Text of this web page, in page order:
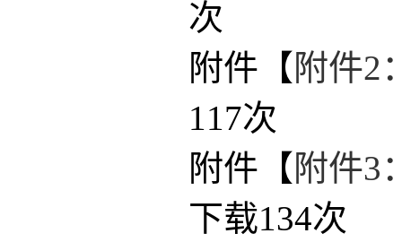
次
附件【 附件2
117次
附件【 附件3
下载134次